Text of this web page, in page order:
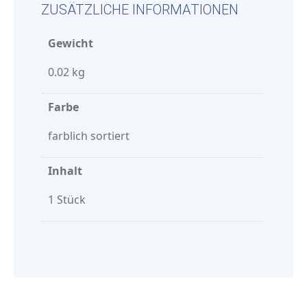
ZUSÄTZLICHE INFORMATIONEN
Gewicht
0.02 kg
Farbe
farblich sortiert
Inhalt
1 Stück